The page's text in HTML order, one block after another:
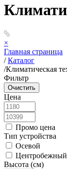
×
Главная страница
/ Каталог
/Климатическая
Фильтр
Цена
Промо цена
Тип устройства
Осевой
Центробежный
Высота (см)